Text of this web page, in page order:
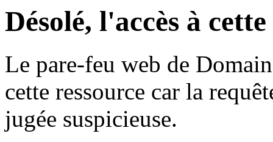
Désolé, l'accès à
Le pare-feu web de
cette ressource car la
jugée suspicieuse.